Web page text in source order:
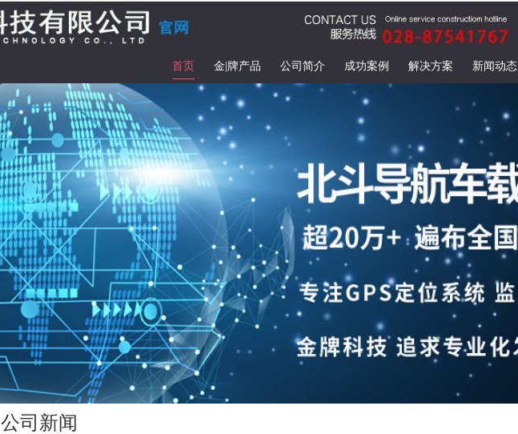
首页 金|牌产品 公司简介 成功案例 解决方案 新闻动态
公司新闻